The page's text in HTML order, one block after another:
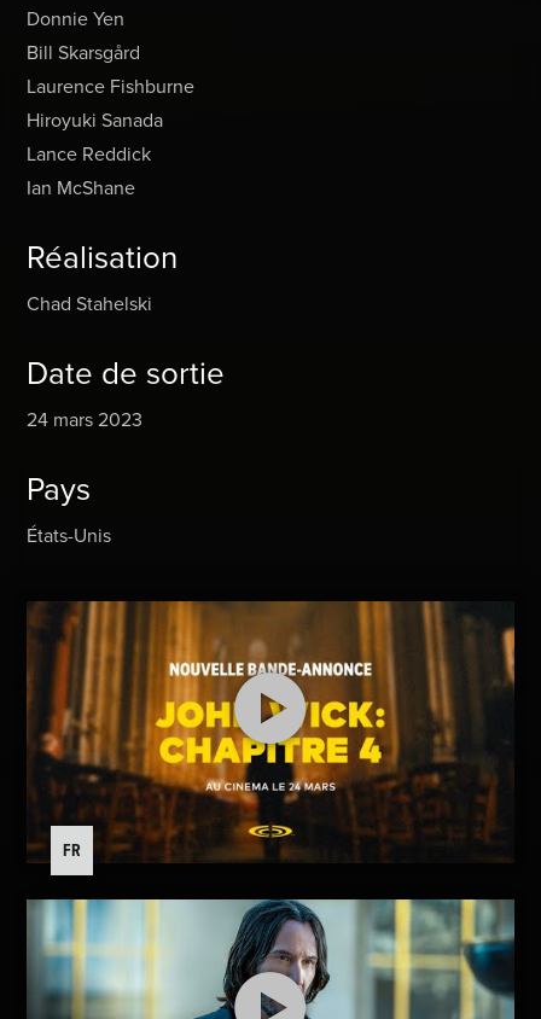
Donnie Yen
Bill Skarsgård
Laurence Fishburne
Hiroyuki Sanada
Lance Reddick
Ian McShane
Réalisation
Chad Stahelski
Date de sortie
24 mars 2023
Pays
États-Unis
FR